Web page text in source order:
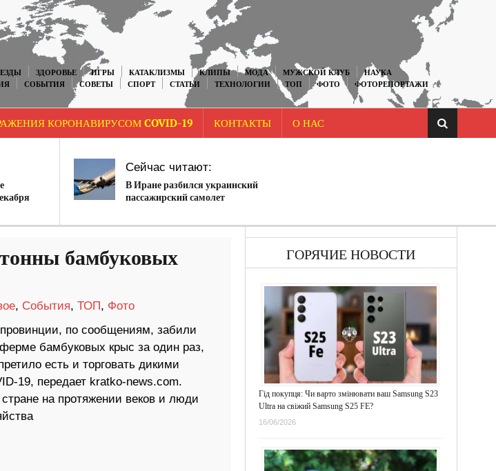
ЗДОРОВЬЕ ИГРЫ КАТАКЛИЗМЫ КЛИПЫ МОДА МУЖСКОЙ КЛУБ
НАУКА
СОБЫТИЯ СОВЕТЫ СПОРТ СТАТЬИ ТЕХНОЛОГИИ ТОП ФОТО
ФОТОРЕПОРТАЖИ
КОРОНАВИРУСОМ COVID-19 КОНТАКТЫ О НАС
Сейчас читают:
В Иране разбился украинский
пассажирский самолет
бамбуковых
, События, ТОП, Фото
по сообщениям, забили
бамбуковых крыс за один раз,
есть и торговать дикими
19, передает kratko-news.com.
на протяжении веков и люди
ГОРЯЧИЕ НОВОСТИ
Гід покупця: Чи варто змінювати ваш Samsung S23
Ultra на свіжий Samsung S25 FE?
16/06/2026